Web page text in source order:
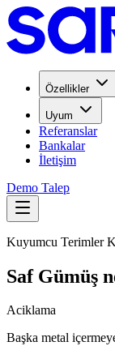
Özellikler
Uyum
Referanslar
Bankalar
İletişim
Demo Talep
Kuyumcu Terimler
Saf Gümüş
Aciklama
Başka metal